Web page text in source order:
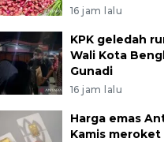
16 jam lalu
KPK geledah
Wali Kota
Gunadi
16 jam lalu
Harga emas
Kamis meroket